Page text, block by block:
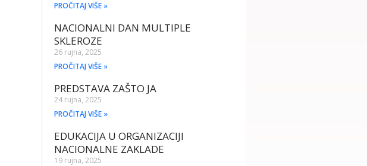
PROČITAJ VIŠE »
NACIONALNI DAN MULTIPLE
SKLEROZE
26 rujna, 2025
PROČITAJ VIŠE »
PREDSTAVA ZAŠTO JA
24 rujna, 2025
PROČITAJ VIŠE »
EDUKACIJA U ORGANIZACIJI
NACIONALNE ZAKLADE
19 rujna, 2025